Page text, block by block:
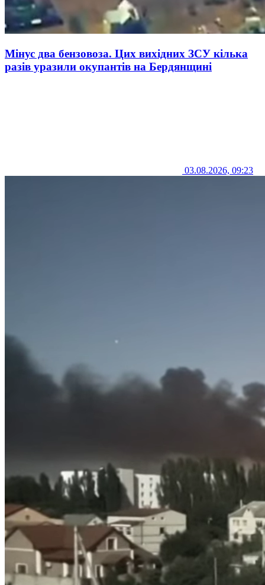
Мінус два бензовоза. Цих вихідних ЗСУ кілька
разів уразили окупантів на Бердянщині
03.08.2026, 09:23